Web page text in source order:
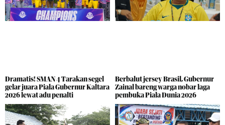
Dramatis! SMAN 4 Tarakan segel
gelar juara Piala Gubernur Kaltara
2026 lewat adu penalti
Berbalut jersey Brasil, Gubernur
Zainal bareng warga nobar laga
pembuka Piala Dunia 2026